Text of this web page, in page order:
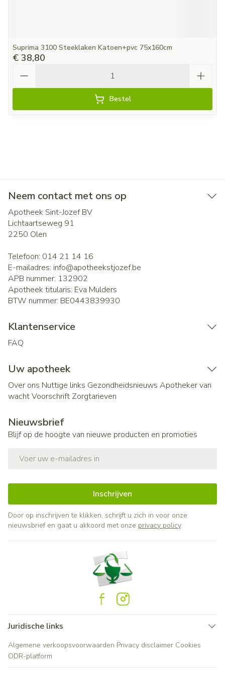
Suprima 3100 Steeklaken Katoen+pvc 75x160cm
€ 38,80
Bestel
Neem contact met ons op
Apotheek Sint-Jozef BV
Lichtaartseweg 91
2250 Olen
Telefoon: 014 21 14 16
E-mailadres: info@apotheekstjozef.be
APB nummer: 132902
Apotheek titularis: Eva Mulders
BTW nummer: BE0443839930
Klantenservice
FAQ
Uw apotheek
Over ons Nuttige links Gezondheidsnieuws Apotheker van
wachtVoorschrift Zorgtarieven
Nieuwsbrief
Blijf op de hoogte van nieuwe producten en promoties
Inschrijven
Door op inschrijven te klikken, schrijft u zich in voor onze
nieuwsbrief en gaat u akkoord met onze privacy policy.
Juridische links
Algemene verkoopsvoorwaarden Privacy disclaimer Cookies
ODR-platform